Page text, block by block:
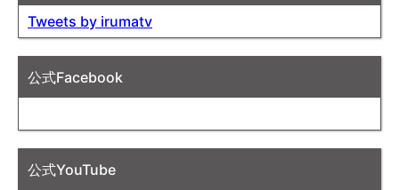
Tweets by irumatv
公式Facebook
公式YouTube